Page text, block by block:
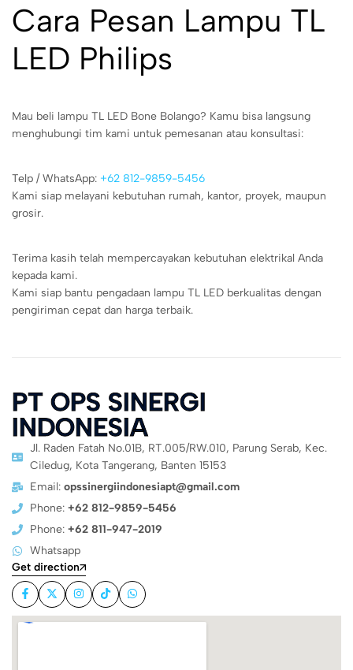
Cara Pesan Lampu TL
LED Philips
Mau beli lampu TL LED Bone Bolango? Kamu bisa langsung
menghubungi tim kami untuk pemesanan atau konsultasi:
Telp / WhatsApp: +62 812-9859-5456
Kami siap melayani kebutuhan rumah, kantor, proyek, maupun
grosir.
Terima kasih telah mempercayakan kebutuhan elektrikal Anda
kepada kami.
Kami siap bantu pengadaan lampu TL LED berkualitas dengan
pengiriman cepat dan harga terbaik.
PT OPS SINERGI
INDONESIA
Jl. Raden Fatah No.01B, RT.005/RW.010, Parung Serab, Kec.
Ciledug, Kota Tangerang, Banten 15153
Email: opssinergiindonesiapt@gmail.com
Phone: +62 812-9859-5456
Phone: +62 811-947-2019
Whatsapp
Get direction